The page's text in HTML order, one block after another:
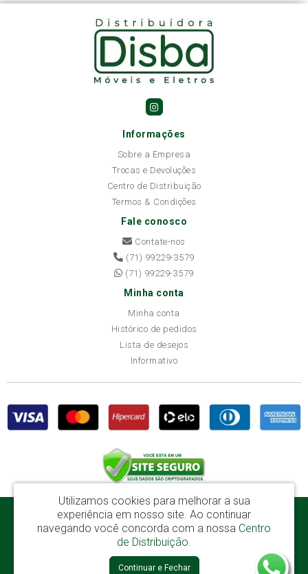
Informações
Sobre a Empresa
Trocas e Devoluções
Centro de Distribuição
Termos & Condições
Fale conosco
Contate-nos
(71) 99229-3579
(71) 99229-3579
Minha conta
Minha conta
Histórico de pedidos
Lista de desejos
Informativo
Disba Móveis Salvador Ltda - CNPJ: 52.081.184/0001-65
Av. Cardeal Avelar Brandão Villela, 2696 - Mata Escura - Salvador / BA - CEP:
41219-600
Disba © 2026
Utilizamos cookies para melhorar a sua
experiência em nosso site. Ao continuar
navegando você concorda com a nossa Centro
de Distribuição.
Continuar e Fechar